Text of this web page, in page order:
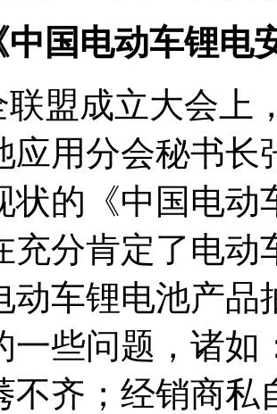
中国电动车锂电
联盟成立大会上
应用分会秘书长
状的《中国电
充分肯定了电
动车锂电池产
一些问题，诸如
不齐；经销商私